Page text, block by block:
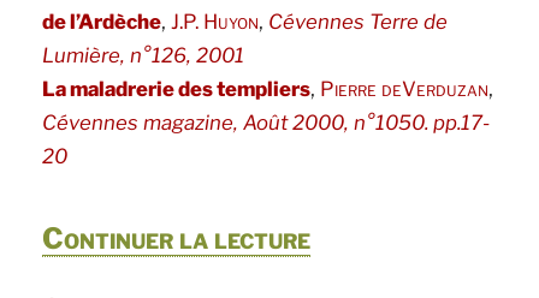
de l’Ardèche,J.P. Huyon, Cévennes Terre de
Lumière, n°126, 2001
La maladrerie des templiers, Pierre deVerduzan,
Cévennes magazine, Août 2000, n°1050. pp.17-
20
Continuer la lecturede